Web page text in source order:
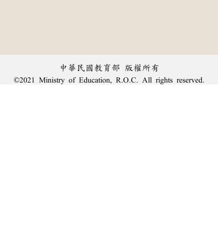
中華民國教育部 版權所有
©2021 Ministry of Education, R.O.C. All rights reserved.